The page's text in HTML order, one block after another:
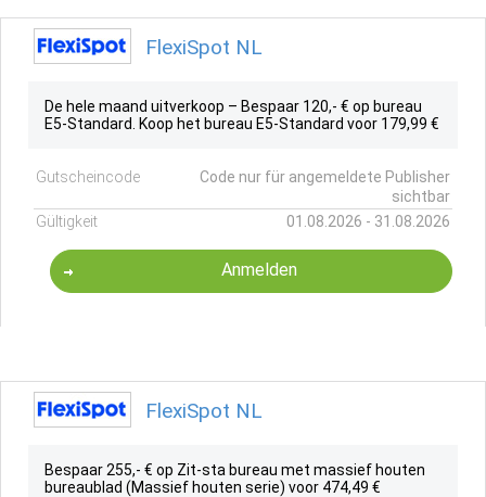
FlexiSpot NL
De hele maand uitverkoop – Bespaar 120,- € op bureau
E5-Standard. Koop het bureau E5-Standard voor 179,99 €
Gutscheincode
Code nur für angemeldete Publisher
sichtbar
Gültigkeit
01.08.2026 - 31.08.2026
Anmelden
FlexiSpot NL
Bespaar 255,- € op Zit-sta bureau met massief houten
bureaublad (Massief houten serie) voor 474,49 €